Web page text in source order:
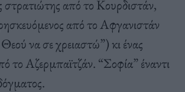
στρατιώτης από το Κουρδιστάν,
από το Αφγανιστάν
να σε χρειαστώ”) κι ένας
το Αζερμπαϊτζάν. “Σοφία” έναντι